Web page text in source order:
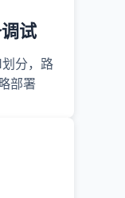
试
分，路
部署